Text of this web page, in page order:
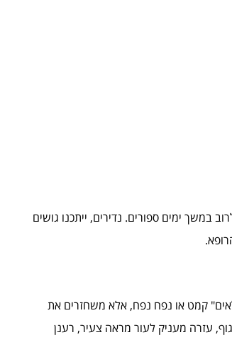
במשך ימים ספורים. נדירים, ייתכנו גושים
קמט או נפח נפח, אלא משחזרים את
עזרה מעניק לעור מראה צעיר, רענן